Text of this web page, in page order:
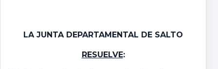
LA JUNTA DEPARTAMENTAL DE SALTO
RESUELVE: